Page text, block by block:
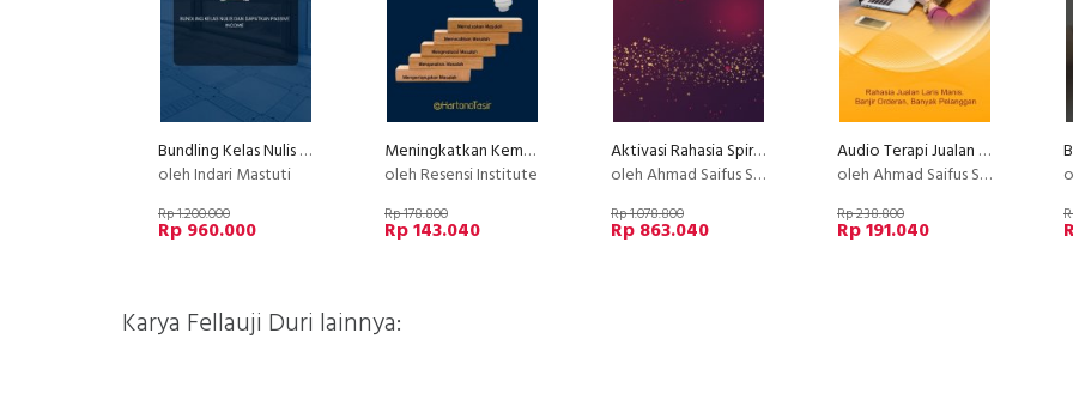
Bundling Kelas Nulis Indscript
oleh Indari Mastuti
Rp 1.200.000
Rp 960.000
Meningkatkan Kemampuan Berpikir Kritis
oleh Resensi Institute
Rp 178.800
Rp 143.040
Aktivasi Rahasia Spiritual Kunci Rezeki
oleh Ahmad Saifus Salam
Rp 1.078.800
Rp 863.040
Audio Terapi Jualan Laris
oleh Ahmad Saifus Salam
Rp 238.800
Rp 191.040
Karya Fellauji Duri lainnya: